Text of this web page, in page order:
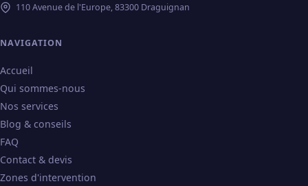
110 Avenue de l'Europe, 83300 Draguignan
NAVIGATION
Accueil
Qui sommes-nous
Nos services
Blog & conseils
FAQ
Contact & devis
Zones d'intervention